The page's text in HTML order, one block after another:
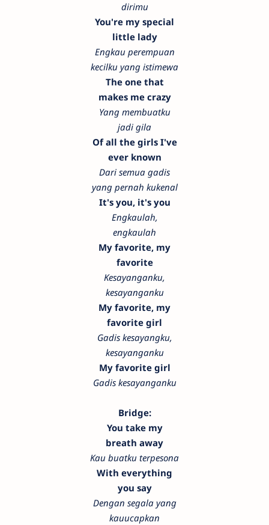
dirimu
You're my special
little lady
Engkau perempuan
kecilku yang istimewa
The one that
makes me crazy
Yang membuatku
jadi gila
Of all the girls I've
ever known
Dari semua gadis
yang pernah kukenal
It's you, it's you
Engkaulah,
engkaulah
My favorite, my
favorite
Kesayanganku,
kesayanganku
My favorite, my
favorite girl
Gadis kesayangku,
kesayanganku
My favorite girl
Gadis kesayanganku
Bridge:
You take my
breath away
Kau buatku terpesona
With everything
you say
Dengan segala yang
kauucapkan